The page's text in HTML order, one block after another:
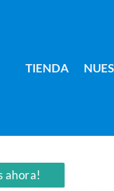
TIENDA
ahora!